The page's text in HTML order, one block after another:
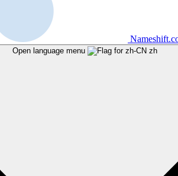
Open language menu zh